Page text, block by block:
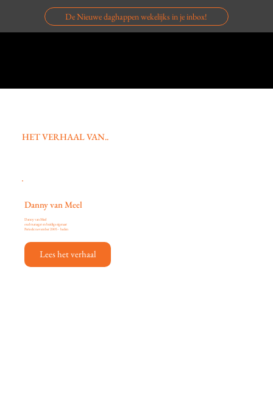
De Nieuwe daghappen wekelijks in je inbox!
HET VERHAAL VAN..
Danny van Meel
Danny van Meel
oud manager en huidige eigenaar
Periode: november 2005 - heden
Lees het verhaal